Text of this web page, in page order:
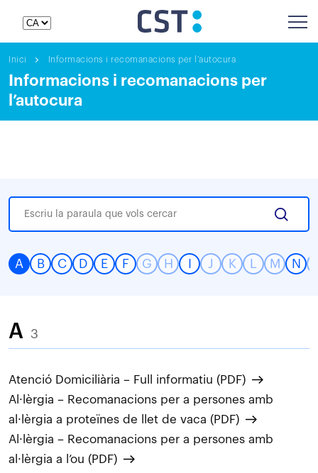
Inici Informacions i recomanacions per l’autocura
Informacions i recomanacions per
l’autocura
A B C D E F G H J K L M N
A 3
Atenció Domiciliària – Full informatiu (PDF)
Al·lèrgia – Recomanacions per a persones amb
al·lèrgia a proteïnes de llet de vaca (PDF)
Al·lèrgia – Recomanacions per a persones amb
al·lèrgia a l’ou (PDF)